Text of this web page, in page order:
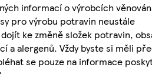
informací o výrobcích
pro výrobu potravin neustále
ke změně složek potravin,
a alergenů. Vždy byste si měli
se pouze na informace